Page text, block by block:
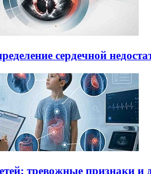
сердечной
тревожные признаки и